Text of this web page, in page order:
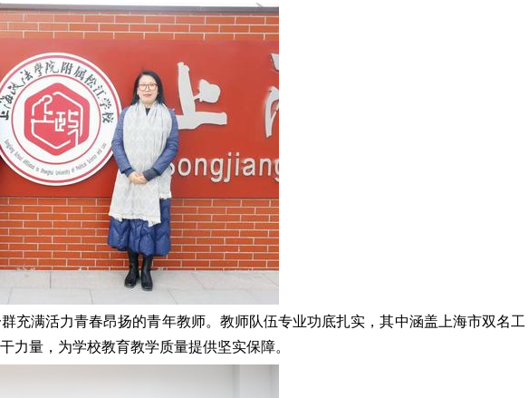
充满活力青春昂扬的青年教师。教师队伍专业功底扎实，其中涵盖上海市双名工
力量，为学校教育教学质量提供坚实保障。